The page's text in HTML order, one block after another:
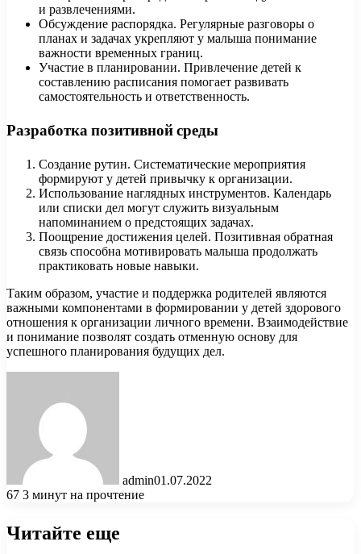
и развлечениями.
Обсуждение распорядка. Регулярные разговоры о
планах и задачах укрепляют у малыша понимание
важности временных границ.
Участие в планировании. Привлечение детей к
составлению расписания помогает развивать
самостоятельность и ответственность.
Разработка позитивной среды
Создание рутин. Систематические мероприятия
формируют у детей привычку к организации.
Использование наглядных инструментов. Календарь
или списки дел могут служить визуальным
напоминанием о предстоящих задачах.
Поощрение достижения целей. Позитивная обратная
связь способна мотивировать малыша продолжать
практиковать новые навыки.
Таким образом, участие и поддержка родителей являются
важными компонентами в формировании у детей здорового
отношения к организации личного времени. Взаимодействие
и понимание позволят создать отменную основу для
успешного планирования будущих дел.
admin01.07.2022
67 3 минут на прочтение
Читайте еще